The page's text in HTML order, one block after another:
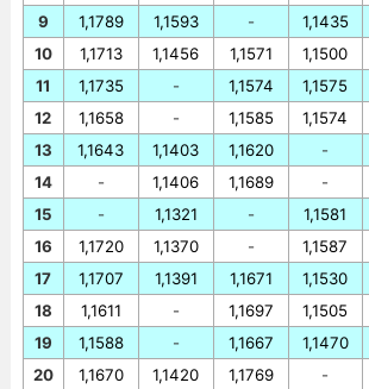
9
10
11
12
13
14
15
16
17
18
19
20
1,1789
1,1713
1,1735
1,1658
1,1643
-
-
1,1720
1,1707
1,1611
1,1588
1,1670
1,1593
1,1456
-
-
1,1403
1,1406
1,1321
1,1370
1,1391
-
-
1,1420
-
1,1571
1,1574
1,1585
1,1620
1,1689
-
-
1,1671
1,1697
1,1667
1,1769
1,1435
1,1500
1,1575
1,1574
-
-
1,1581
1,1587
1,1530
1,1505
1,1470
-